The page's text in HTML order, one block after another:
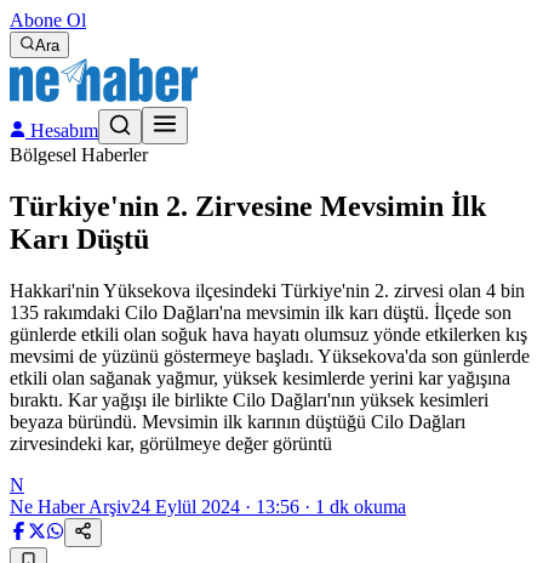
Abone Ol
Ara
Hesabım
Bölgesel Haberler
Türkiye'nin 2. Zirvesine Mevsimin İlk
Karı Düştü
Hakkari'nin Yüksekova ilçesindeki Türkiye'nin 2. zirvesi olan 4 bin
135 rakımdaki Cilo Dağları'na mevsimin ilk karı düştü. İlçede son
günlerde etkili olan soğuk hava hayatı olumsuz yönde etkilerken kış
mevsimi de yüzünü göstermeye başladı. Yüksekova'da son günlerde
etkili olan sağanak yağmur, yüksek kesimlerde yerini kar yağışına
bıraktı. Kar yağışı ile birlikte Cilo Dağları'nın yüksek kesimleri
beyaza büründü. Mevsimin ilk karının düştüğü Cilo Dağları
zirvesindeki kar, görülmeye değer görüntü
N
Ne Haber Arşiv24 Eylül 2024 · 13:56 · 1 dk okuma